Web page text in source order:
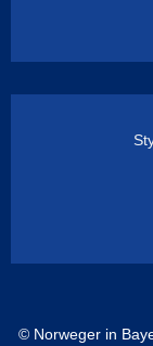
© Norweger in